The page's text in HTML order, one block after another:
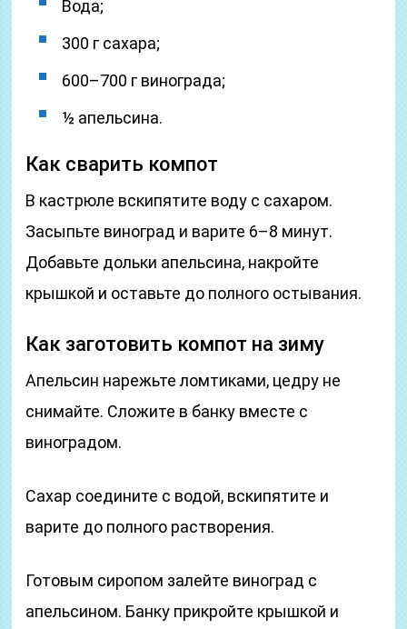
Вода;
300 г сахара;
600–700 г винограда;
½ апельсина.
Как сварить компот
В кастрюле вскипятите воду с сахаром.
Засыпьте виноград и варите 6–8 минут.
Добавьте дольки апельсина, накройте
крышкой и оставьте до полного остывания.
Как заготовить компот на зиму
Апельсин нарежьте ломтиками, цедру не
снимайте. Сложите в банку вместе с
виноградом.
Сахар соедините с водой, вскипятите и
варите до полного растворения.
Готовым сиропом залейте виноград с
апельсином. Банку прикройте крышкой и